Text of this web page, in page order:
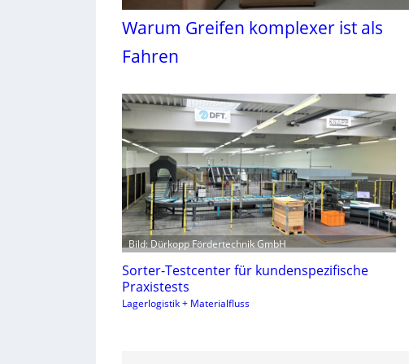
Warum Greifen komplexer ist als
Fahren
Bild: Dürkopp Fördertechnik GmbH
Sorter-Testcenter für kundenspezifische
Praxistests
Lagerlogistik + Materialfluss